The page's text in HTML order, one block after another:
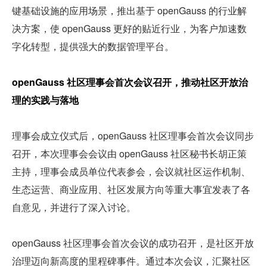
键基础设施的应用场景，推出基于 openGauss 的行业解
决方案，使 openGauss 更好的贴近行业，为客户加速数
字化转型，提供强大的数据管理平台。
openGauss 社区理事会首次会议召开，推动社区开放治
理的实践与落地
理事会成立仪式后，openGauss 社区理事会首次会议同步
召开，本次理事会会议由 openGauss 社区秘书长胡正策
主持，理事会成员单位代表参会，会议就社区运作机制、
生态运营、商业应用、社区发展方向等重大事宜发表了各
自意见，并进行了深入讨论。
openGauss 社区理事会首次会议的成功召开，是社区开放
治理迈向新高度的里程碑事件。通过本次会议，汇聚社区